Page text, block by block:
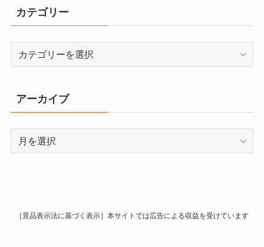
カテゴリー
リ
ー
アーカイブ
［景品表示法に基づく表示］本サイトでは広告による収益を受けています